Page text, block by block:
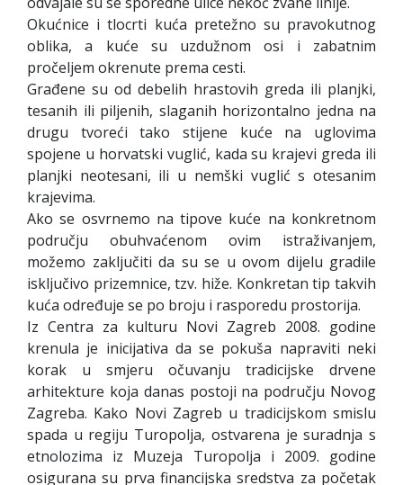
Okućnice i tlocrti kuća pretežno su pravokutnog
oblika, a kuće su uzdužnom osi i zabatnim
pročeljem okrenute prema cesti.
Građene su od debelih hrastovih greda ili planjki,
tesanih ili piljenih, slaganih horizontalno jedna na
drugu tvoreći tako stijene kuće na uglovima
spojene u horvatski vuglić, kada su krajevi greda ili
planjki neotesani, ili u nemški vuglić s otesanim
krajevima.
Ako se osvrnemo na tipove kuće na konkretnom
području obuhvaćenom ovim istraživanjem,
možemo zaključiti da su se u ovom dijelu gradile
isključivo prizemnice, tzv. hiže. Konkretan tip takvih
kuća određuje se po broju i rasporedu prostorija.
Iz Centra za kulturu Novi Zagreb 2008. godine
krenula je inicijativa da se pokuša napraviti neki
korak u smjeru očuvanju tradicijske drvene
arhitekture koja danas postoji na području Novog
Zagreba. Kako Novi Zagreb u tradicijskom smislu
spada u regiju Turopolja, ostvarena je suradnja s
etnolozima iz Muzeja Turopolja i 2009. godine
osigurana su prva financijska sredstva za početak